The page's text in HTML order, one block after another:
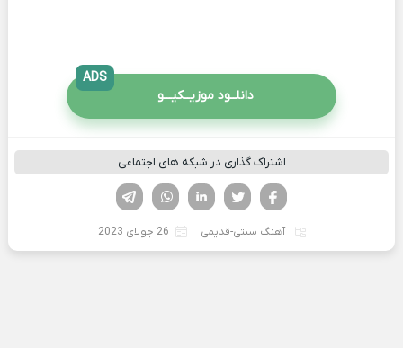
دانلــود موزیــکیـــو
ADS
اشتراک گذاری در شبکه های اجتماعی
لینکدین تویتر
فیسوک
آهنگ سنتی-قدیمی 26 جولای 2023